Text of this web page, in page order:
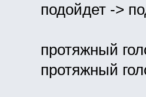
подойдет ->
протяжный
протяжный